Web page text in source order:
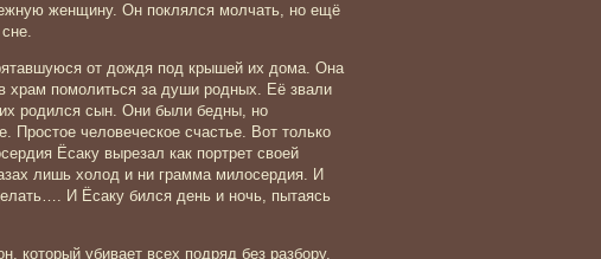
женщину. Он поклялся молчать, но ещё
от дождя под крышей их дома. Она
храм помолиться за души родных. Её звали
родился сын. Они были бедны, но
Простое человеческое счастье. Вот только
Ёсаку вырезал как портрет своей
лишь холод и ни грамма милосердия. И
И Ёсаку бился день и ночь, пытаясь
который убивает всех подряд без разбору.